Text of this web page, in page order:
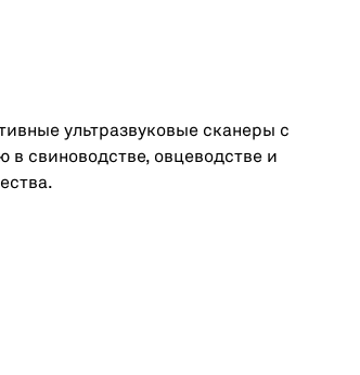
ультразвуковые сканеры с
свиноводстве, овцеводстве и